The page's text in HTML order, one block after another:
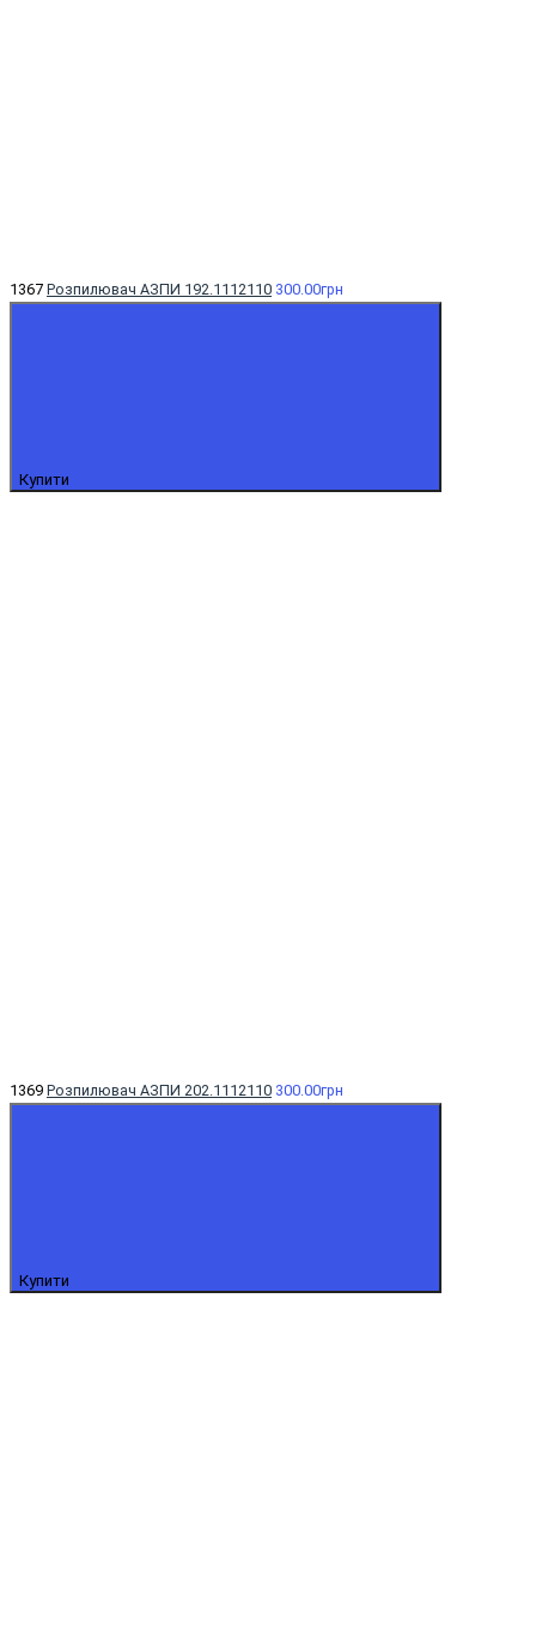
1367 Розпилювач АЗПИ 192.1112110 300.00грн
Купити
1369 Розпилювач АЗПИ 202.1112110 300.00грн
Купити